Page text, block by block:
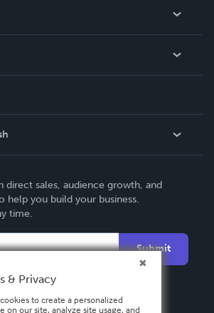
direct sales, audience growth, and
help you build your business.
time.
Submit
& Privacy
to create a personalized
on our site, analyze site usage, and